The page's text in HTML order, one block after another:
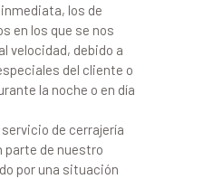
los de
en los que se nos
velocidad, debido a
del cliente o
la noche o en día
de cerrajería
parte de nuestro
por una situación